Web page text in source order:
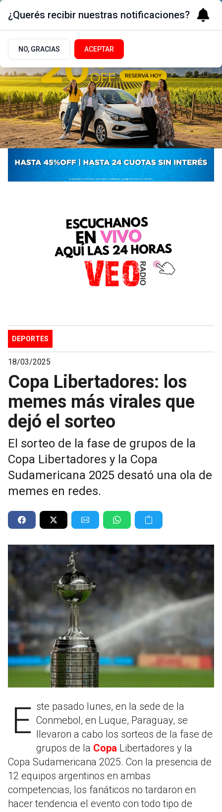
DEPORTES
18/03/2025
Copa Libertadores: los
memes más virales que
dejó el sorteo
El sorteo de la fase de grupos de la
Copa Libertadores y la Copa
Sudamericana 2025 desató una ola de
memes en redes.
Este pasado lunes, en la sede de la Conmebol, en Luque, Paraguay, se
llevaron a cabo los sorteos de la fase de
grupos de la Copa Libertadores y la
Copa Sudamericana 2025. Con la presencia de
12 equipos argentinos en ambas
competencias, los fanáticos no tardaron en
hacer tendencia el evento con todo tipo de
¿Querés recibir nuestras notificaciones?
NO, GRACIAS ACEPTAR